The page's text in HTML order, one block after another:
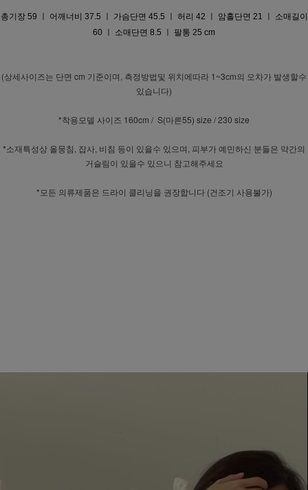
총기장 59 ㅣ 어깨너비 37.5 ㅣ 가슴단면 45.5 ㅣ 허리 42 ㅣ 암홀단면 21 ㅣ 소매길이
60 ㅣ 소매단면 8.5 ㅣ 팔통 25 cm
(상세사이즈는 단면 cm 기준이며, 측정방법및 위치에따라 1~3cm의 오차가 발생할수
있습니다)
*착용모델 사이즈 160cm / S(마른55) size / 230 size
*소재특성상 올뭉침, 잡사, 비침 등이 있을수 있으며, 피부가 예민하신 분들은 약간의
거슬림이 있을수 있으니 참고해주세요
*모든 의류제품은 드라이 클리닝을 권장합니다 (건조기 사용불가)